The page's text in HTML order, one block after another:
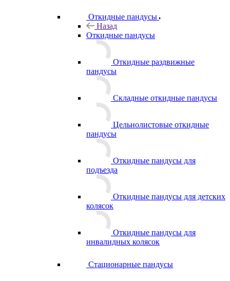
Откидные пандусы
Назад
Откидные пандусы
Откидные раздвижные
пандусы
Складные откидные пандусы
Цельнолистовые откидные
пандусы
Откидные пандусы для
подъезда
Откидные пандусы для детских
колясок
Откидные пандусы для
инвалидных колясок
Стационарные пандусы